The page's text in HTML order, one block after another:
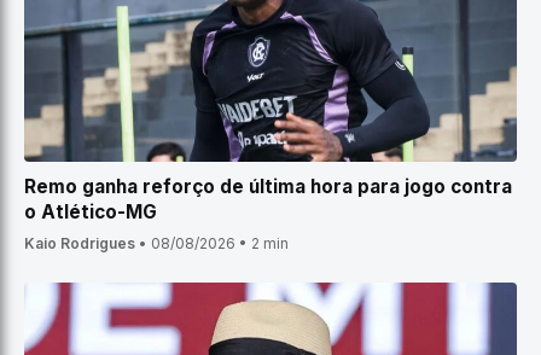
Remo ganha reforço de última hora para jogo contra
o Atlético-MG
Kaio Rodrigues • 08/08/2026 • 2 min